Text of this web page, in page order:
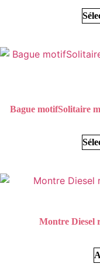
Bague motifSolitaire
Montre Diesel